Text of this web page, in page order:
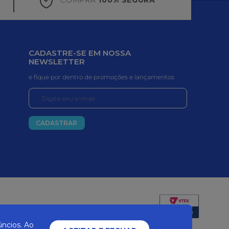
CADASTRE-SE EM NOSSA
NEWSLETTER
e fique por dentro de promoções e lançamentos
CADASTRAR
Ao